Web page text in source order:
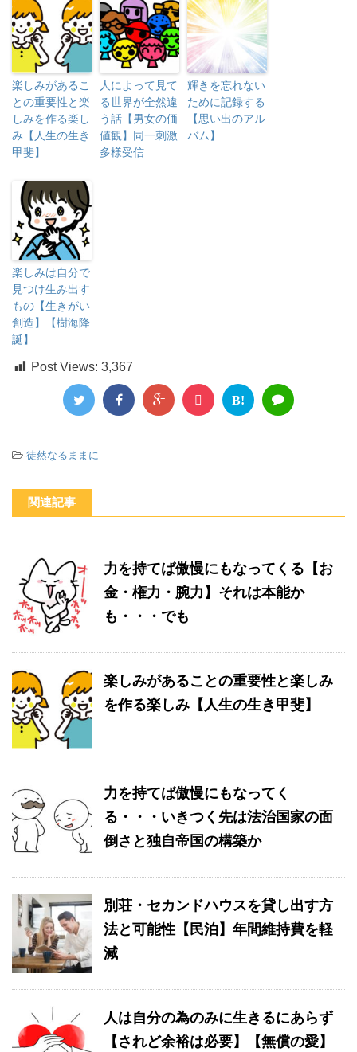
楽しみがあるこ
との重要性と楽
しみを作る楽し
み【人生の生き
甲斐】
人によって見て
る世界が全然違
う話【男女の価
値観】同一刺激
多様受信
輝きを忘れない
ために記録する
【思い出のアル
バム】
楽しみは自分で
見つけ生み出す
もの【生きがい
創造】【樹海降
誕】
Post Views: 3,367
B!
-徒然なるままに
関連記事
力を持てば傲慢にもなってくる【お
金・権力・腕力】それは本能か
も・・・でも
楽しみがあることの重要性と楽しみ
を作る楽しみ【人生の生き甲斐】
力を持てば傲慢にもなってく
る・・・いきつく先は法治国家の面
倒さと独自帝国の構築か
別荘・セカンドハウスを貸し出す方
法と可能性【民泊】年間維持費を軽
減
人は自分の為のみに生きるにあらず
【されど余裕は必要】【無償の愛】